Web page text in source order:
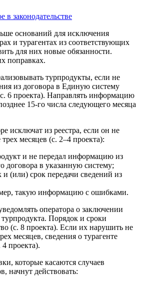
в законодательстве
оснований для исключения
и турагентах из соответствующих
для них новые обязанности.
поправках.
турпродукты, если не
из договора в Единую систему
6 проекта). Направлять информацию
15-го числа следующего месяца
исключат из реестра, если он не
месяцев (с. 2–4 проекта):
и не передал информацию из
договора в указанную систему;
(или) срок передачи сведений из
такую информацию с ошибками.
оператора о заключении
Порядок и сроки
(с. 8 проекта). Если их нарушить не
месяцев, сведения о турагенте
4 проекта).
которые касаются случаев
начнут действовать: